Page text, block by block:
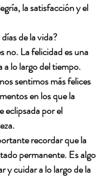
la satisfacción y el
de la vida?
no. La felicidad es una
lo largo del tiempo.
sentimos más felices
en los que la
eclipsada por el
recordar que la
permanente. Es algo
y cuidar a lo largo de la